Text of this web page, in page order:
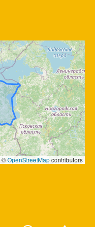
©OpenStreetMapcontributors